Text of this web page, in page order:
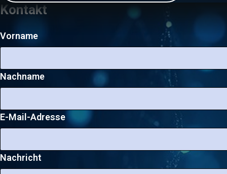
Kontakt
Vorname
Nachname
E-Mail-Adresse
Nachricht